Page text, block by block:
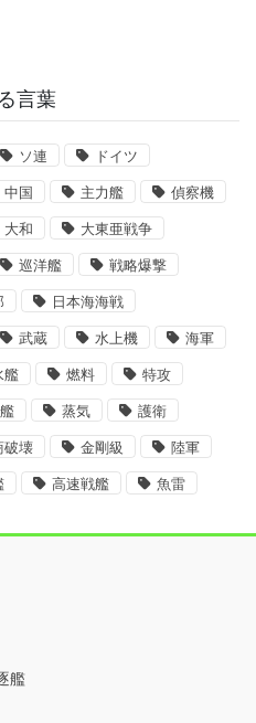
言葉
ソ連 ドイツ
中国 主力艦 偵察機
大和 大東亜戦争
巡洋艦 戦略爆撃
日本海海戦
武蔵 水上機 海軍
艦 燃料 特攻
蒸気 護衛
破壊 金剛級 陸軍
高速戦艦 魚雷
艦